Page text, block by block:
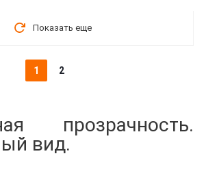
Показать еще
1 2
прозрачность.
вид.